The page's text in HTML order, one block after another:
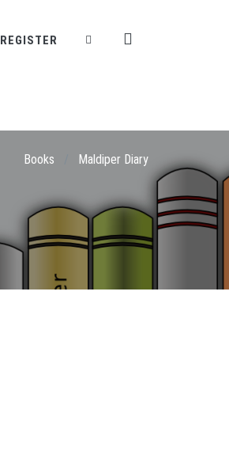
REGISTER
Books Maldiper Diary